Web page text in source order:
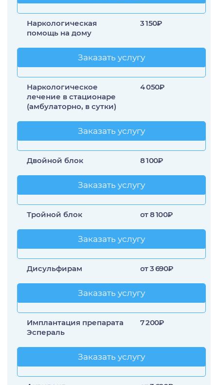
Наркологическая
помощь на дому
3 150₽
Заказать услугу
Заказать услугу
Наркологическое
лечение в стационаре
(амбулаторно, в сутки)
4 050₽
Заказать услугу
Заказать услугу
Двойной блок 8 100₽
Заказать услугу
Заказать услугу
Тройной блок от 8 100₽
Заказать услугу
Заказать услугу
Дисульфирам от 3 690₽
Заказать услугу
Заказать услугу
Имплантация препарата
Эспераль
7 200₽
Заказать услугу
Заказать услугу